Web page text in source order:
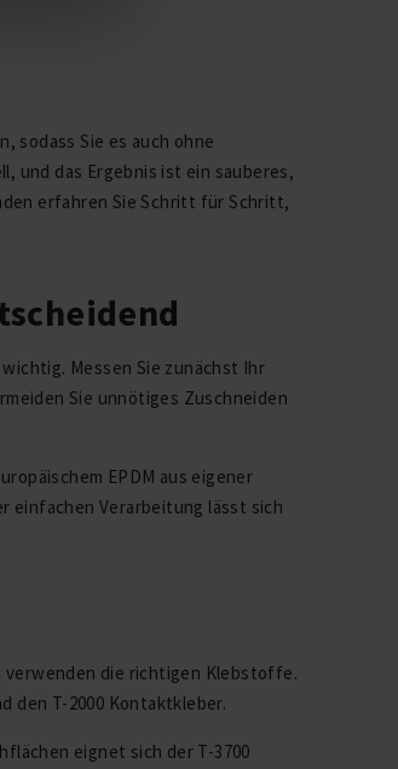
sodass Sie es auch ohne
und das Ergebnis ist ein sauberes,
erfahren Sie Schritt für Schritt,
Messen Sie zunächst Ihr
Sie unnötiges Zuschneiden
EPDM aus eigener
einfachen Verarbeitung lässt sich
verwenden die richtigen Klebstoffe.
den T-2000 Kontaktkleber.
eignet sich der T-3700